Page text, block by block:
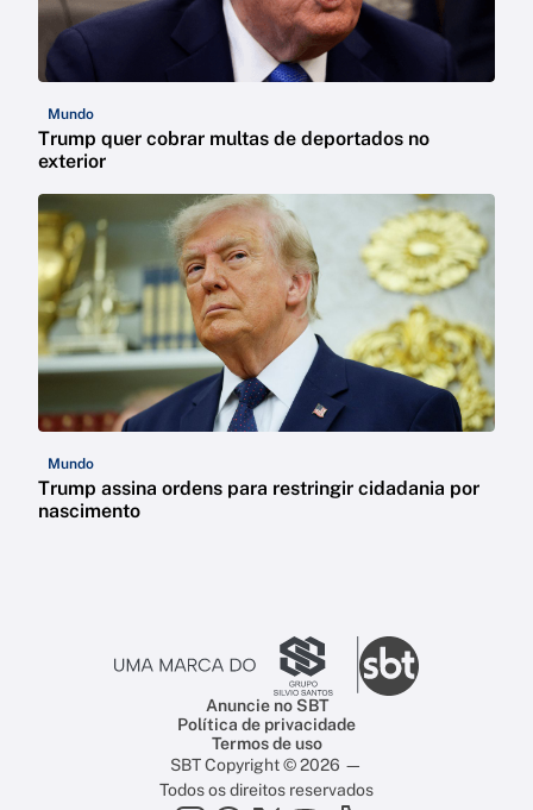
Mundo
Trump quer cobrar multas de deportados no
exterior
Mundo
Trump assina ordens para restringir cidadania por
nascimento
Anuncie no SBT
Política de privacidade
Termos de uso
SBT Copyright © 2026 —
Todos os direitos reservados